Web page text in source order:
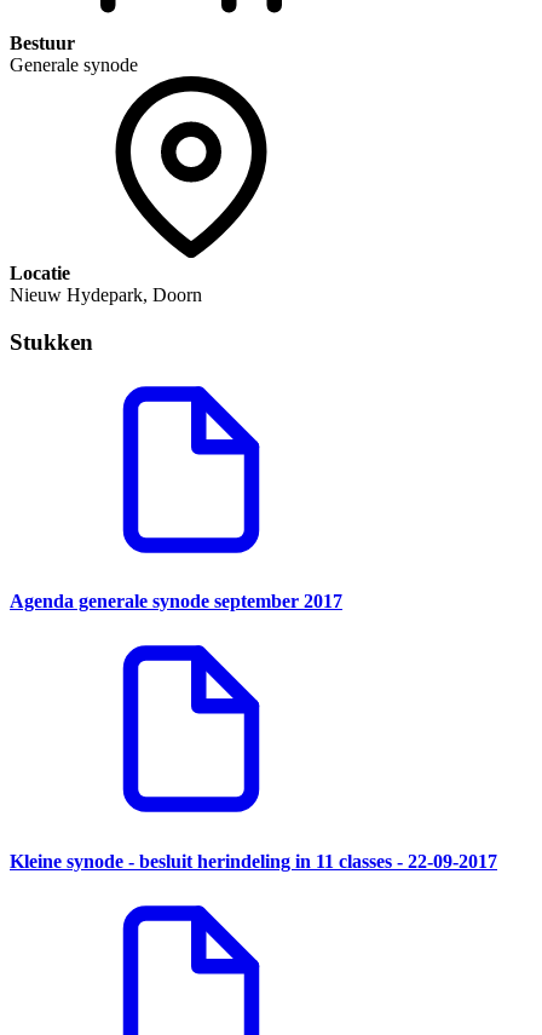
Bestuur
Generale synode
Locatie
Nieuw Hydepark, Doorn
Stukken
Agenda generale synode september 2017
Kleine synode - besluit herindeling in 11 classes - 22-09-2017